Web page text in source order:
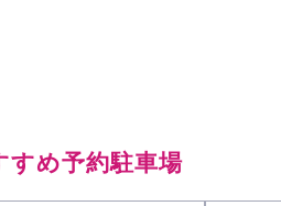
すめ予約駐車場